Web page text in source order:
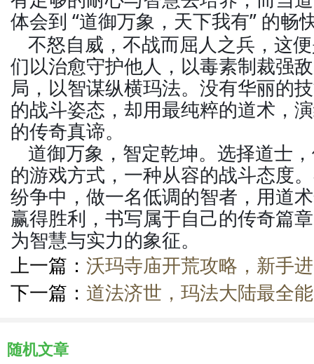
体会到 “道御万象，天下我有” 的畅
不怒自威，不战而屈人之兵，这
们以治愈守护他人，以毒素制裁强
局，以智谋纵横玛法。没有华丽的
的战斗姿态，却用最纯粹的道术，
的传奇真谛。
道御万象，智定乾坤。选择道士
的游戏方式，一种从容的战斗态度
纷争中，做一名低调的智者，用道
赢得胜利，书写属于自己的传奇篇
为智慧与实力的象征。
上一篇： 沃玛寺庙开荒攻略，新手
下一篇： 道法济世，玛法大陆最全
随机文章